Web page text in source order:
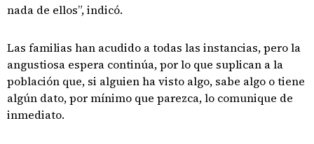
nada de ellos”, indicó.
Las familias han acudido a todas las instancias, pero la
angustiosa espera continúa, por lo que suplican a la
población que, si alguien ha visto algo, sabe algo o tiene
algún dato, por mínimo que parezca, lo comunique de
inmediato.